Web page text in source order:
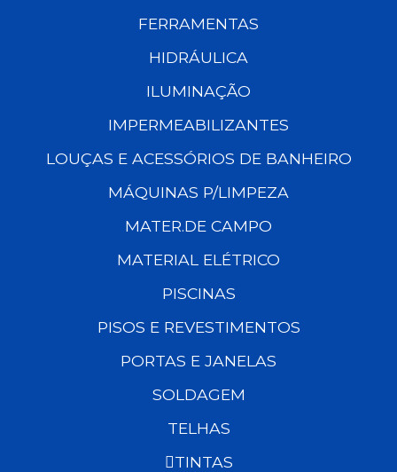
FERRAMENTAS
HIDRÁULICA
ILUMINAÇÃO
IMPERMEABILIZANTES
LOUÇAS E ACESSÓRIOS DE BANHEIRO
MÁQUINAS P/LIMPEZA
MATER.DE CAMPO
MATERIAL ELÉTRICO
PISCINAS
PISOS E REVESTIMENTOS
PORTAS E JANELAS
SOLDAGEM
TELHAS
TINTAS